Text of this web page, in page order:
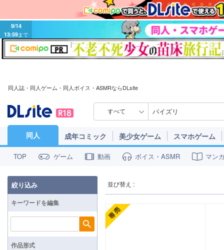
9/14
13:59まで
同人誌・同人ゲーム・同人ボイス・ASMRならDLsite
すべて
同人 成年コミック 美少女ゲーム スマホゲーム
TOP ゲーム 動画 ボイス・ASMR マン
並び替え :
絞り込み
キーワードを編集
検索
作品形式